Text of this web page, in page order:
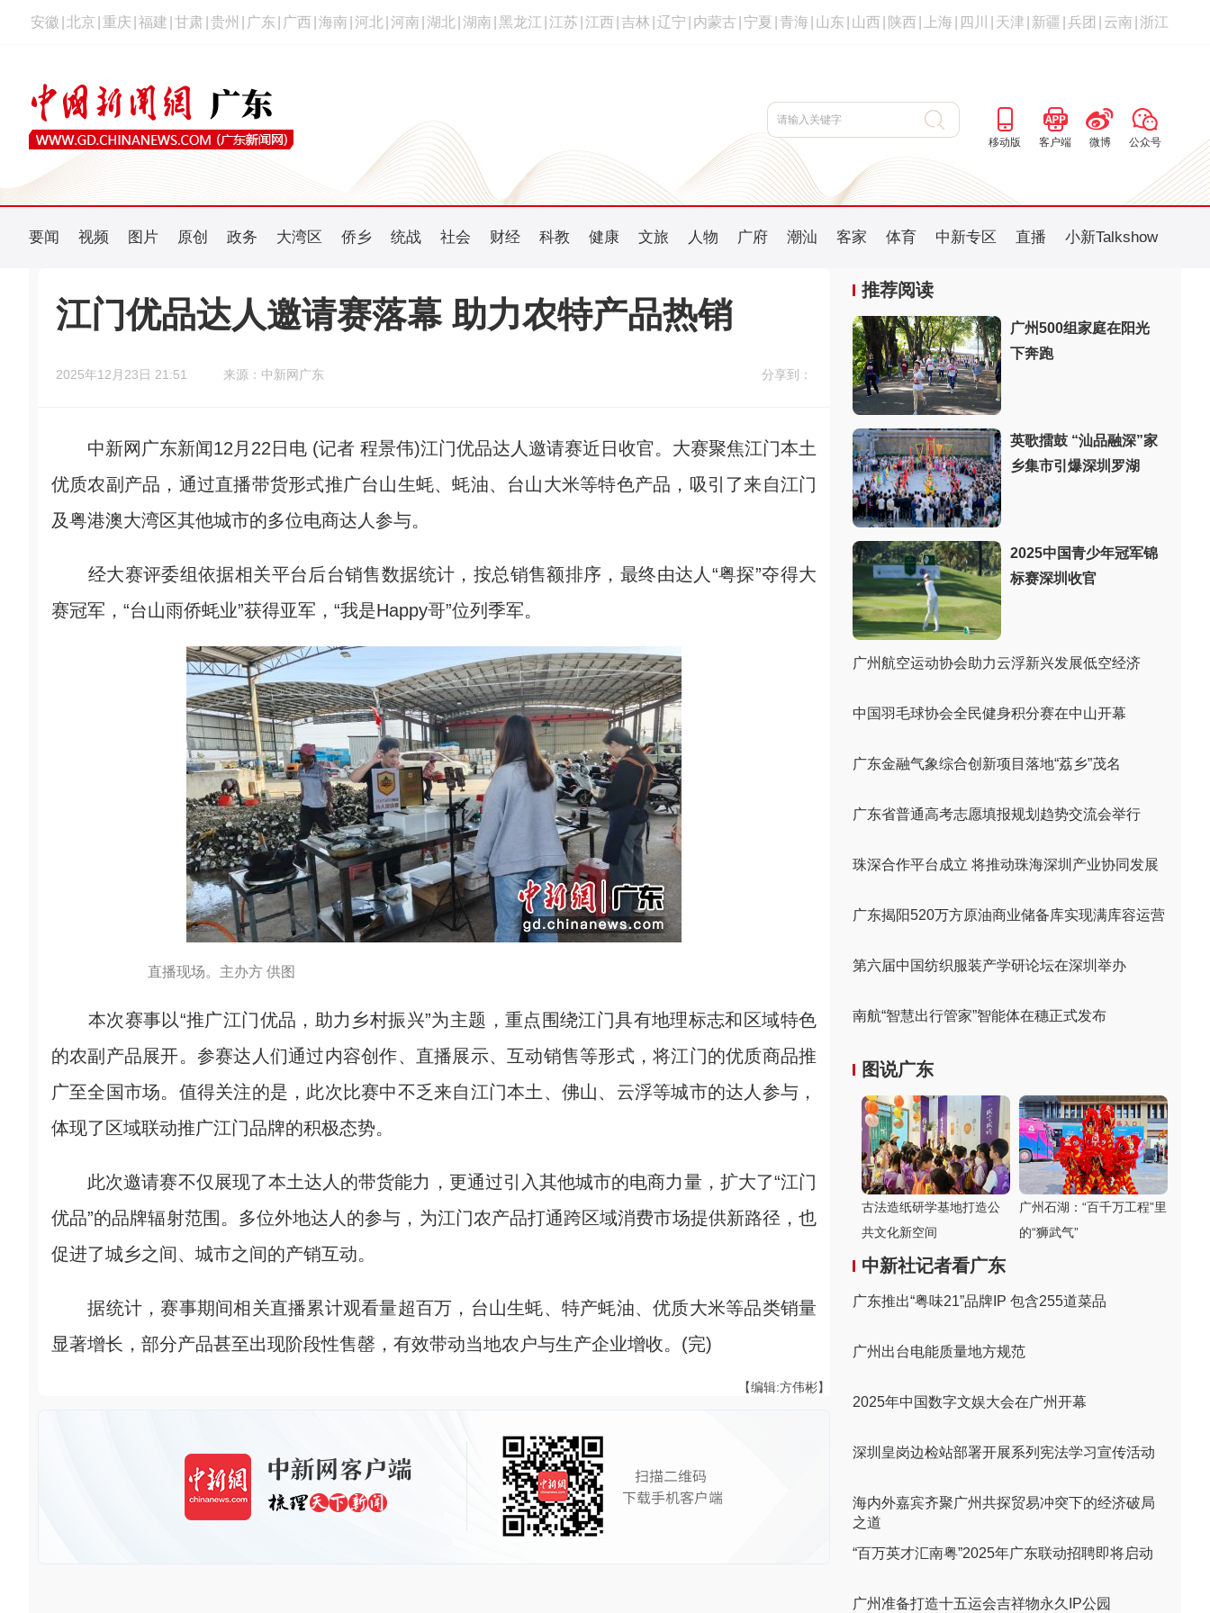
安徽 北京 重庆 福建 甘肃 贵州 广东 广西 海南 河北 河南 湖北 湖南 黑龙江 江苏 江西 吉林 辽宁 内蒙古 宁夏 青海 山东 山西 陕西 上海 四川 天津 新疆 兵团 云南 浙江
移动版 客户端 微博 公众号
要闻 视频 图片 原创 政务 大湾区 侨乡 统战 社会 财经 科教 健康 文旅 人物 广府 潮汕 客家 体育 中新专区 直播 小新Talkshow
江门优品达人邀请赛落幕 助力农特产品热销
2025年12月23日 21:51 来源：中新网广东 分享到：
中新网广东新闻12月22日电 (记者 程景伟)江门优品达人邀请赛近日收官。大赛聚焦江门本土
优质农副产品，通过直播带货形式推广台山生蚝、蚝油、台山大米等特色产品，吸引了来自江门
及粤港澳大湾区其他城市的多位电商达人参与。
经大赛评委组依据相关平台后台销售数据统计，按总销售额排序，最终由达人“粤探”夺得大
赛冠军，“台山雨侨蚝业”获得亚军，“我是Happy哥”位列季军。
直播现场。主办方 供图
本次赛事以“推广江门优品，助力乡村振兴”为主题，重点围绕江门具有地理标志和区域特色
的农副产品展开。参赛达人们通过内容创作、直播展示、互动销售等形式，将江门的优质商品推
广至全国市场。值得关注的是，此次比赛中不乏来自江门本土、佛山、云浮等城市的达人参与，
体现了区域联动推广江门品牌的积极态势。
此次邀请赛不仅展现了本土达人的带货能力，更通过引入其他城市的电商力量，扩大了“江门
优品”的品牌辐射范围。多位外地达人的参与，为江门农产品打通跨区域消费市场提供新路径，也
促进了城乡之间、城市之间的产销互动。
据统计，赛事期间相关直播累计观看量超百万，台山生蚝、特产蚝油、优质大米等品类销量
显著增长，部分产品甚至出现阶段性售罄，有效带动当地农户与生产企业增收。(完)
【编辑:方伟彬】
推荐阅读
广州500组家庭在阳光
下奔跑
英歌擂鼓 “汕品融深”家
乡集市引爆深圳罗湖
2025中国青少年冠军锦
标赛深圳收官
广州航空运动协会助力云浮新兴发展低空经济
中国羽毛球协会全民健身积分赛在中山开幕
广东金融气象综合创新项目落地“荔乡”茂名
广东省普通高考志愿填报规划趋势交流会举行
珠深合作平台成立 将推动珠海深圳产业协同发展
广东揭阳520万方原油商业储备库实现满库容运营
第六届中国纺织服装产学研论坛在深圳举办
南航“智慧出行管家”智能体在穗正式发布
图说广东
古法造纸研学基地打造公
共文化新空间
广州石湖：“百千万工程”里
的“狮武气”
中新社记者看广东
广东推出“粤味21”品牌IP 包含255道菜品
广州出台电能质量地方规范
2025年中国数字文娱大会在广州开幕
深圳皇岗边检站部署开展系列宪法学习宣传活动
海内外嘉宾齐聚广州共探贸易冲突下的经济破局
之道
“百万英才汇南粤”2025年广东联动招聘即将启动
广州准备打造十五运会吉祥物永久IP公园